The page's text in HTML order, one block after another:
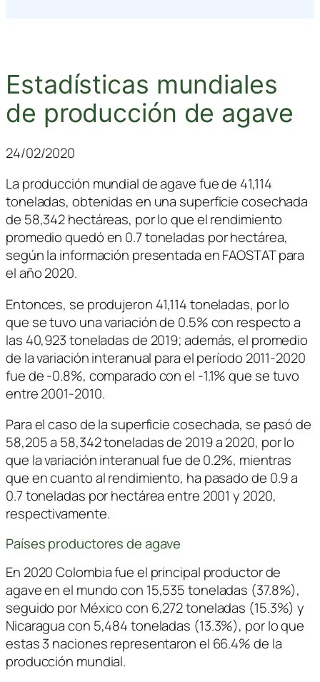
Estadísticas mundiales
de producción de agave
24/02/2020
La producción mundial de agave fue de 41,114
toneladas, obtenidas en una superficie cosechada
de 58,342 hectáreas, por lo que el rendimiento
promedio quedó en 0.7 toneladas por hectárea,
según la información presentada en FAOSTAT para
el año 2020.
Entonces, se produjeron 41,114 toneladas, por lo
que se tuvo una variación de 0.5% con respecto a
las 40,923 toneladas de 2019; además, el promedio
de la variación interanual para el período 2011-2020
fue de -0.8%, comparado con el -1.1% que se tuvo
entre 2001-2010.
Para el caso de la superficie cosechada, se pasó de
58,205 a 58,342 toneladas de 2019 a 2020, por lo
que la variación interanual fue de 0.2%, mientras
que en cuanto al rendimiento, ha pasado de 0.9 a
0.7 toneladas por hectárea entre 2001 y 2020,
respectivamente.
Países productores de agave
En 2020 Colombia fue el principal productor de
agave en el mundo con 15,535 toneladas (37.8%),
seguido por México con 6,272 toneladas (15.3%) y
Nicaragua con 5,484 toneladas (13.3%), por lo que
estas 3 naciones representaron el 66.4% de la
producción mundial.